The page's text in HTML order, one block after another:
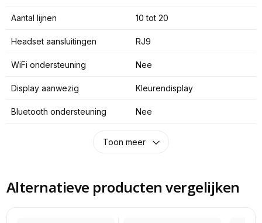
Aantal lijnen 10 tot 20
Headset aansluitingen RJ9
WiFi ondersteuning Nee
Display aanwezig Kleurendisplay
Bluetooth ondersteuning Nee
Toon meer
Alternatieve producten vergelijken